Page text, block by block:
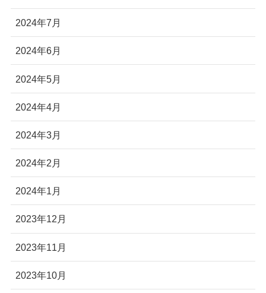
2024年7月
2024年6月
2024年5月
2024年4月
2024年3月
2024年2月
2024年1月
2023年12月
2023年11月
2023年10月